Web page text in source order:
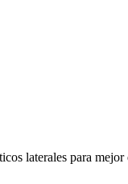
laterales para